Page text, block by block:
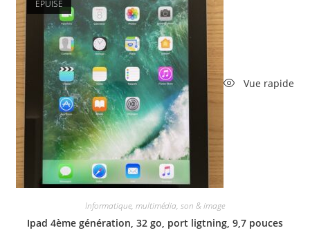
ÉPUISÉ
Vue rapide
Informatique, multimédia, son & image
Ipad 4ème génération, 32 go, port ligtning, 9,7 pouces